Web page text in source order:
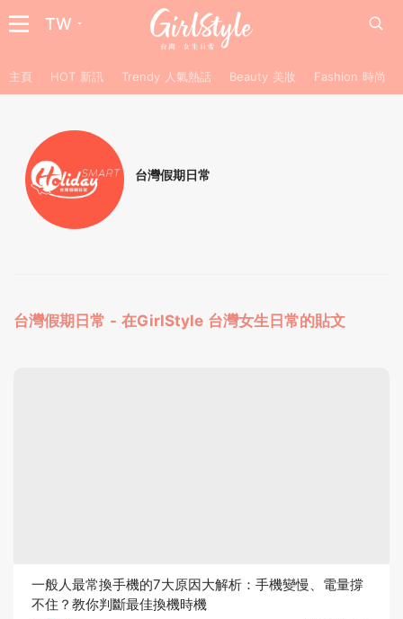
TW
主頁 HOT 新訊 Trendy 人氣熱話 Beauty 美妝 Fashion 時尚
台灣假期日常
台灣假期日常 - 在GirlStyle 台灣女生日常的貼文
一般人最常換手機的7大原因大解析：手機變慢、電量撐
不住？教你判斷最佳換機時機